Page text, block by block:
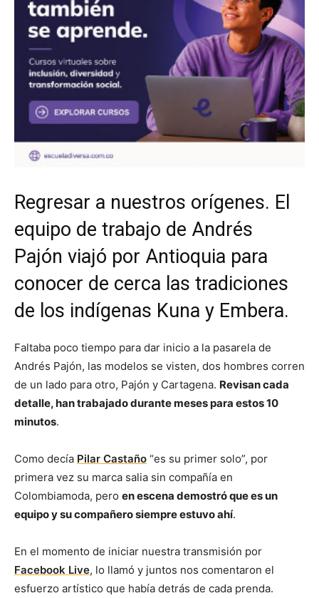
Regresar a nuestros orígenes. El
equipo de trabajo de Andrés
Pajón viajó por Antioquia para
conocer de cerca las tradiciones
de los indígenas Kuna y Embera.
Faltaba poco tiempo para dar inicio a la pasarela de
Andrés Pajón, las modelos se visten, dos hombres corren
de un lado para otro, Pajón y Cartagena. Revisan cada
detalle, han trabajado durante meses para estos 10
minutos.
Como decía Pilar Castaño “es su primer solo”, por
primera vez su marca salia sin compañía en
Colombiamoda, pero en escena demostró que es un
equipo y su compañero siempre estuvo ahí.
En el momento de iniciar nuestra transmisión por
Facebook Live, lo llamó y juntos nos comentaron el
esfuerzo artístico que había detrás de cada prenda.